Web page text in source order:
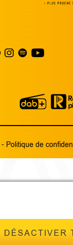
- Politique de
DÉSACTIVER